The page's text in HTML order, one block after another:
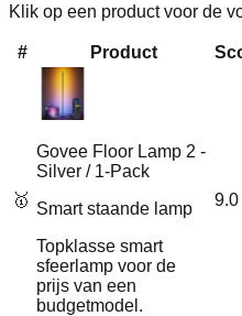
Klik op een product voor de
# Product
🥇
Govee Floor Lamp 2 -
Silver / 1-Pack
Smart staande lamp
Topklasse smart
sfeerlamp voor de
prijs van een
budgetmodel.
9.0